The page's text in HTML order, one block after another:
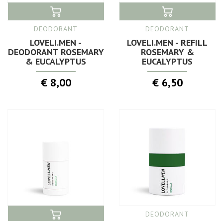
DEODORANT
LOVELI.MEN -
DEODORANT ROSEMARY
& EUCALYPTUS
€ 8,00
DEODORANT
LOVELI.MEN - REFILL
ROSEMARY &
EUCALYPTUS
€ 6,50
DEODORANT